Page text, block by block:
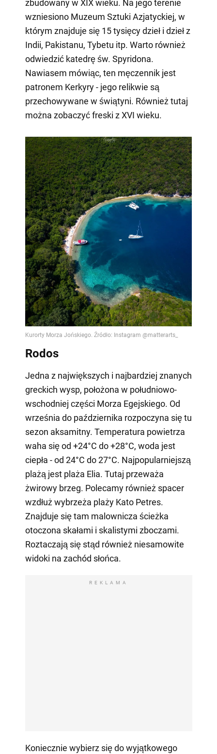
zbudowany w XIX wieku. Na jego terenie
wzniesiono Muzeum Sztuki Azjatyckiej, w
którym znajduje się 15 tysięcy dzieł i dzieł z
Indii, Pakistanu, Tybetu itp. Warto również
odwiedzić katedrę św. Spyridona.
Nawiasem mówiąc, ten męczennik jest
patronem Kerkyry - jego relikwie są
przechowywane w świątyni. Również tutaj
można zobaczyć freski z XVI wieku.
Rodos
Jedna z największych i najbardziej znanych
greckich wysp, położona w południowo-
wschodniej części Morza Egejskiego. Od
września do października rozpoczyna się tu
sezon aksamitny. Temperatura powietrza
waha się od +24°C do +28°C, woda jest
ciepła - od 24°C do 27°C. Najpopularniejszą
plażą jest plaża Elia. Tutaj przeważa
żwirowy brzeg. Polecamy również spacer
wzdłuż wybrzeża plaży Kato Petres.
Znajduje się tam malownicza ścieżka
otoczona skałami i skalistymi zboczami.
Roztaczają się stąd również niesamowite
widoki na zachód słońca.
REKLAMA
Koniecznie wybierz się do wyjątkowego